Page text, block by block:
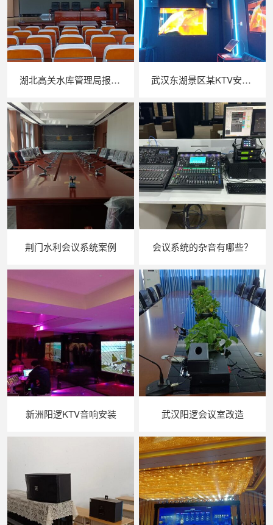
湖北高关水库管理局报告厅音响系统 武汉东湖景区某KTV安装效果图
荆门水利会议系统案例 会议系统的杂音有哪些？
新洲阳逻KTV音响安装 武汉阳逻会议室改造